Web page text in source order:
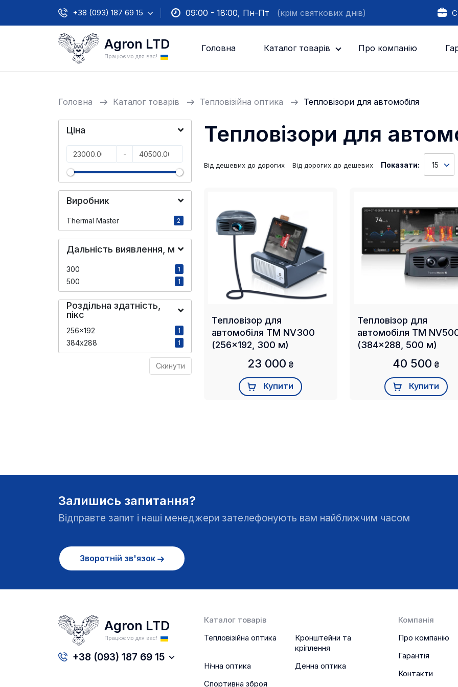
+38 (093) 187 69 15 09:00 - 18:00, Пн-Пт (крім святкових днів)
Agron LTD
Працюємо для вас!
Головна Каталог товарів Про компанію
Головна Каталог товарів Тепловізійна оптика Тепловізори для автомобіля
Ціна
-
Виробник
Thermal Master 2
Дальність виявлення, м
300 1
500 1
Роздільна здатність,
пікс
256x192 1
384х288 1
Скинути
Тепловізори для
Від дешевих до дорогих Від дорогих до дешевих Показати: 15
Тепловізор для
автомобіля TM NV300
(256x192, 300 м)
23 000 ₴
Купити
Тепловізор для
автомобіля TM
(384x288, 500 м)
40 500 ₴
Купити
Залишись запитання?
Відправте запит і наші менеджери зателефонують вам найближчим часом
Зворотній зв'язок
Agron LTD
Працюємо для вас!
+38 (093) 187 69 15
Каталог товарів
Тепловізійна оптика
Кронштейни та
кріплення
Нічна оптика
Денна оптика
Спортивна зброя
Компанія
Про компанію
Гарантія
Контакти